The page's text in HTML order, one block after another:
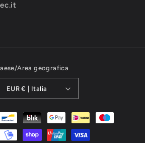
Area geografica
EUR € | Italia